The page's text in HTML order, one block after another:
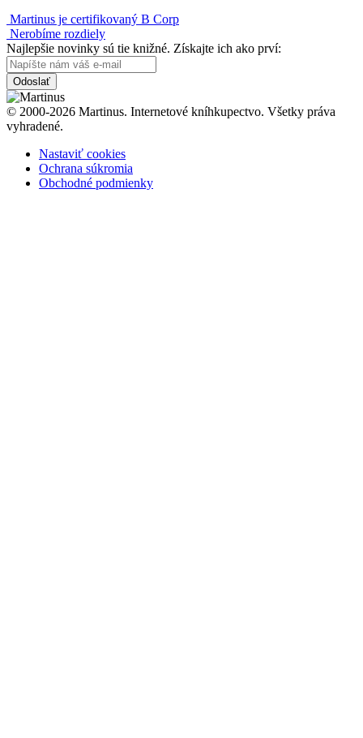
Martinus je certifikovaný B Corp
Nerobíme rozdiely
Najlepšie novinky sú tie knižné. Získajte ich ako prví:
Odoslať
© 2000-2026 Martinus. Internetové kníhkupectvo. Všetky práva
vyhradené.
Nastaviť cookies
Ochrana súkromia
Obchodné podmienky